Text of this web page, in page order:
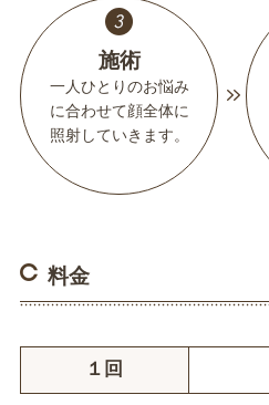
施術
一人ひとりのお悩み
に合わせて顔全体に
照射していきます。
料金
１回